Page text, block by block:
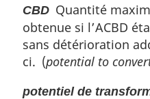
CBD Quantité
obtenue si l’ACBD
sans détérioration
ci. (potential to
potentiel de